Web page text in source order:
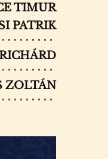
TIMUR
PATRIK
ZOLTÁN